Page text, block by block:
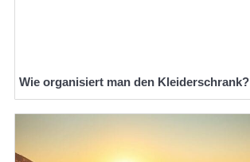
Wie organisiert man den Kleiderschrank?